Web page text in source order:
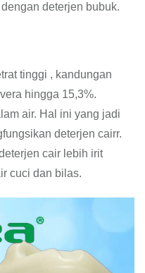
deterjen bubuk.
tinggi , kandungan
hingga 15,3%.
air. Hal ini yang jadi
deterjen cairr.
cair lebih irit
cuci dan bilas.